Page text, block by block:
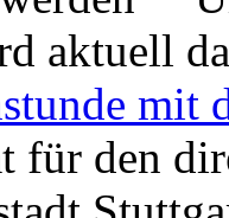
aktuell
mit
für den